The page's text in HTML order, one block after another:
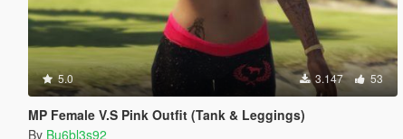
5.0 3.147 53
MP Female V.S Pink Outfit (Tank & Leggings)
By Bu6bl3s92